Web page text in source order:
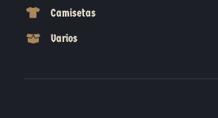
Camisetas
Varios